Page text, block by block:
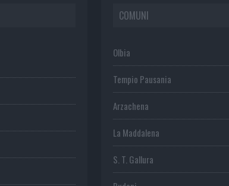
COMUNI
Olbia
Tempio Pausania
Arzachena
La Maddalena
S. T. Gallura